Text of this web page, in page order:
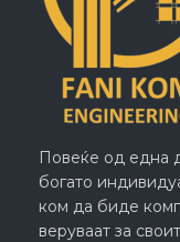
Повеќе од една
богато
ком да биде
веруваат за